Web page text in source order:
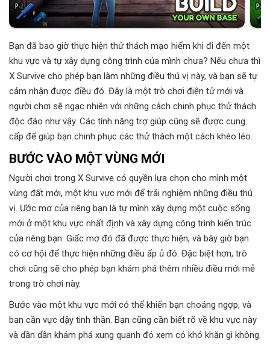
Bạn đã bao giờ thực hiện thử thách mạo hiểm khi đi đến một
khu vực và tự xây dựng công trình của mình chưa? Nếu chưa thì
X Survive cho phép bạn làm những điều thú vị này, và bạn sẽ tự
cảm nhận được điều đó. Đây là một trò chơi điện tử mới và
người chơi sẽ ngạc nhiên với những cách chinh phục thử thách
độc đáo như vậy. Các tính năng trợ giúp cũng sẽ được cung
cấp để giúp bạn chinh phục các thử thách một cách khéo léo.
BƯỚC VÀO MỘT VÙNG MỚI
Người chơi trong X Survive có quyền lựa chọn cho mình một
vùng đất mới, một khu vực mới để trải nghiệm những điều thú
vị. Ước mơ của riêng bạn là tự mình xây dựng một cuộc sống
mới ở một khu vực nhất định và xây dựng công trình kiến ​​trúc
của riêng bạn. Giấc mơ đó đã được thực hiện, và bây giờ bạn
có cơ hội để thực hiện những điều ấp ủ đó. Đặc biệt hơn, trò
chơi cũng sẽ cho phép bạn khám phá thêm nhiều điều mới mẻ
trong trò chơi này.
Bước vào một khu vực mới có thể khiến bạn choáng ngợp, và
bạn cần vực dậy tinh thần. Bạn cũng cần biết rõ về khu vực này
và dần dần khám phá xung quanh đó xem có khó khăn gì không.